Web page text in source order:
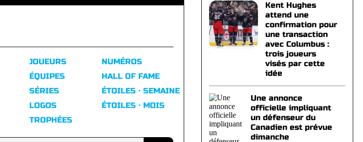
JOUEURS
ÉQUIPES
SÉRIES
LOGOS
TROPHÉES
NUMÉROS
HALL OF FAME
ÉTOILES · SEMAINE
ÉTOILES · MOIS
Kent Hughes
attend une
confirmation pour
une transaction
avec Columbus :
trois joueurs
visés par cette
idée
Une annonce
officielle impliquant
un défenseur du
Canadien est prévue
dimanche